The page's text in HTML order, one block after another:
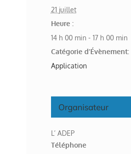
21 juillet
Heure :
14 h 00 min - 17 h 00 min
Catégorie d’Évènement:
Application
Organisateur
L’ ADEP
Téléphone